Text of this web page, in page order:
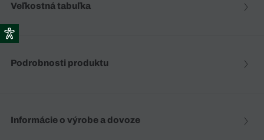
Veľkostná tabuľka
Podrobnosti produktu
Informácie o výrobe a dovoze